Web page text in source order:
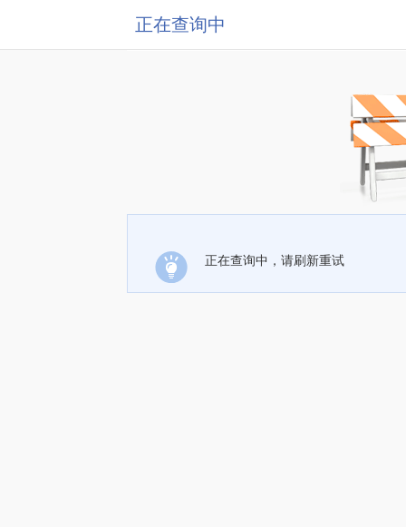
正在查询中
正在查询中，请刷新重试